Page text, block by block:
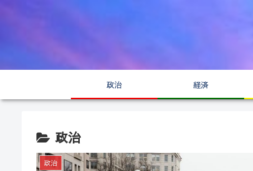
政治 経済
政治
政治